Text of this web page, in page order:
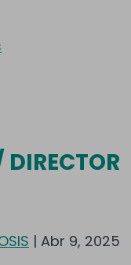
DIRECTOR
| Abr 9, 2025